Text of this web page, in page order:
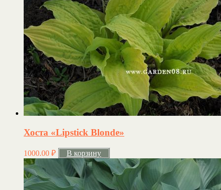
Хоста «Lipstick Blonde»
1000.00 ₽ В корзину